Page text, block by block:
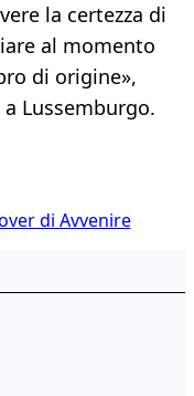
la certezza di
al momento
di origine»,
Lussemburgo.
di Avvenire